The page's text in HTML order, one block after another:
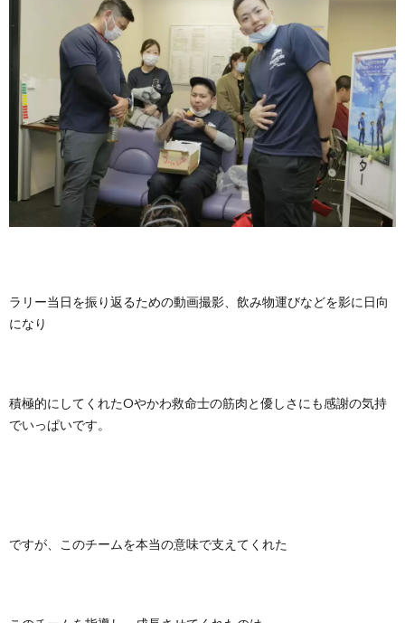
ラリー当日を振り返るための動画撮影、飲み物運びなどを影に日向
になり
積極的にしてくれたOやかわ救命士の筋肉と優しさにも感謝の気持
でいっぱいです。
ですが、このチームを本当の意味で支えてくれた